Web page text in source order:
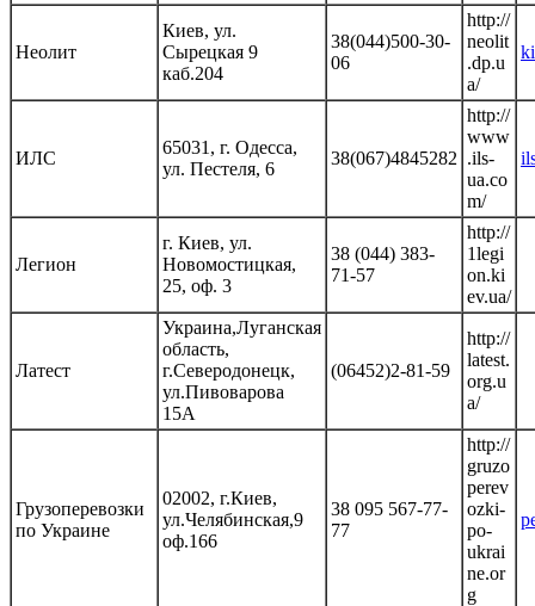
Неолит
Киев, ул.
Сырецкая 9
каб.204
38(044)500-30-
06
http://
neolit
.dp.u
a/
ИЛС
65031, г. Одесса,
ул. Пестеля, 6
38(067)4845282
http://
www
.ils-
ua.co
m/
Легион
г. Киев, ул.
Новомостицкая,
25, оф. 3
38 (044) 383-
71-57
http://
1legi
on.ki
ev.ua/
Латест
Украина,Луганская
область,
г.Северодонецк,
ул.Пивоварова
15А
(06452)2-81-59
http://
latest.
org.u
a/
Грузоперевозки
по Украине
02002, г.Киев,
ул.Челябинская,9
оф.166
38 095 567-77-
77
http://
gruzo
perev
ozki-
po-
ukrai
ne.or
g